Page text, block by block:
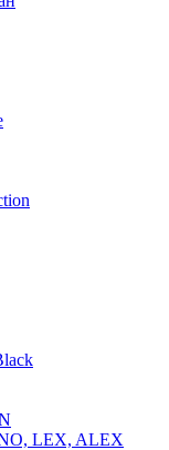
LEX, ALEX